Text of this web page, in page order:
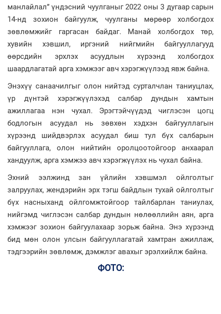
манлайлал” үндэсний чуулганыг 2022 оны 3 дугаар сарын
14-нд зохион байгуулж, чуулганы мөрөөр холбогдох
зөвлөмжийг гаргасан байдаг. Манай холбогдох төр,
хувийн хэвшил, иргэний нийгмийн байгууллагууд
өөрсдийн эрхлэх асуудлын хүрээнд холбогдох
шаардлагатай арга хэмжээг авч хэрэгжүүлээд явж байна.
Энэхүү санаачилгыг олон нийтэд сурталчлан таниуцлах,
үр дүнтэй хэрэгжүүлэхэд салбар дундын хамтын
ажиллагаа нэн чухал. Эрэгтэйчүүдэд чиглэсэн цогц
бодлогын асуудал нь зөвхөн хэдхэн байгууллагын
хүрээнд шийдвэрлэх асуудал биш тул бүх салбарын
байгууллага, олон нийтийн оролцоотойгоор анхаарал
хандуулж, арга хэмжээ авч хэрэгжүүлэх нь чухал байна.
Эхний ээлжинд зан үйлийн хэвшмэл ойлголтыг
залруулах, жендэрийн эрх тэгш байдлын тухай ойлголтыг
бүх насныханд ойлгомжтойгоор тайлбарлан таниулах,
нийгэмд чиглэсэн салбар дундын нөлөөллийн аян, арга
хэмжээг зохион байгуулахаар зорьж байна. Энэ хүрээнд
бид мөн олон улсын байгууллагатай хамтран ажиллаж,
тэдгээрийн зөвлөмж, дэмжлэг авахыг эрэлхийлж байна.
ФОТО: